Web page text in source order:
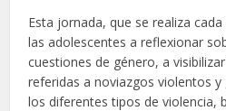
Esta jornada, que se realiza
las adolescentes a reflexionar
cuestiones de género, a
referidas a noviazgos violentos
los diferentes tipos de violencia,